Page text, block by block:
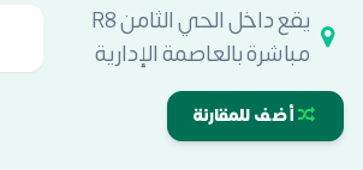
يقع داخل الحي الثامن R8
مباشرة بالعاصمة الإدارية
أضف للمقارنة